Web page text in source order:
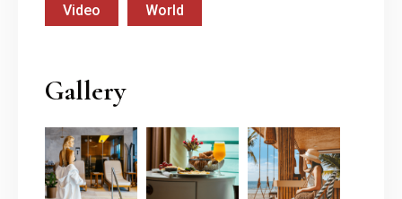
Video World
Gallery